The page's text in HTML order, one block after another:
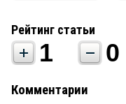
Рейтинг статьи
1 0
Комментарии